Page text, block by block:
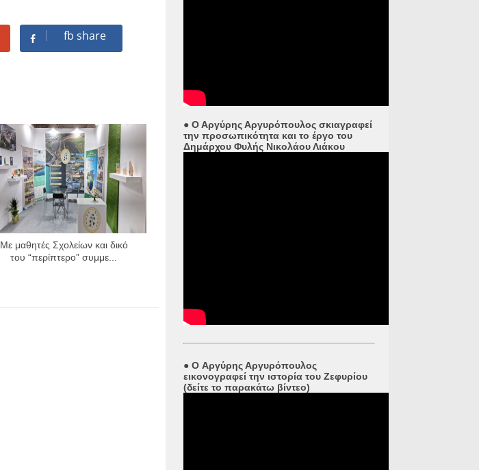
fb share
Με μαθητές Σχολείων και δικό
του “περίπτερο” συμμε...
● Ο Αργύρης Αργυρόπουλος σκιαγραφεί
την προσωπικότητα και το έργο του
Δημάρχου Φυλής Νικολάου Λιάκου
● O Αργύρης Αργυρόπουλος
εικονογραφεί την ιστορία του Ζεφυρίου
(δείτε το παρακάτω βίντεο)